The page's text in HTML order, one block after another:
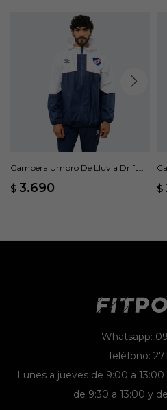
Campera Umbro De Lluvia Drift
$ 3.690 $
Whatsapp:
Teléfono:
Lunes a jueves de 9:00 a
de 9:30 a 13:00 y